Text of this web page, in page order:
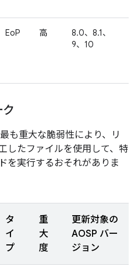
EoP 高
8.0、8.1、
9、10
も重大な脆弱性により、リ
したファイルを使用して、特
を実行するおそれがありま
タ
イ
プ
重
大
度
更新対象の
AOSP バー
ジョン